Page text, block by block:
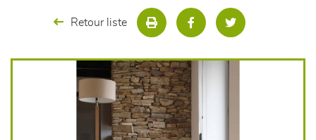
décoration
Retour liste